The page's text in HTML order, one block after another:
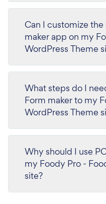
Can I customize
maker app on my
WordPress Theme
What steps do I
Form maker to my
WordPress Theme
Why should I use
my Foody Pro -
site?